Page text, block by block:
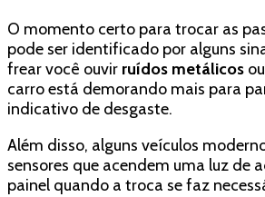
O momento certo para trocar as
pode ser identificado por alguns
frear você ouvir ruídos metálicos
carro está demorando mais para
indicativo de desgaste.
Além disso, alguns veículos
sensores que acendem uma luz de
painel quando a troca se faz